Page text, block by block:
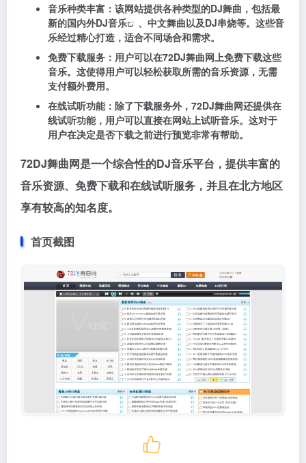
音乐种类丰富：该网站提供各种类型的DJ舞曲，包括最
新的国内外DJ音乐
、中文舞曲以及DJ串烧等。这些音
乐经过精心打造，适合不同场合和需求。
免费下载服务：用户可以在72DJ舞曲网上免费下载这些
音乐。这使得用户可以轻松获取所需的音乐资源，无需
支付额外费用。
在线试听功能：除了下载服务外，72DJ舞曲网还提供在
线试听功能，用户可以直接在网站上试听音乐。这对于
用户在决定是否下载之前进行预览非常有帮助。
72DJ舞曲网是一个综合性的DJ音乐平台，提供丰富的
音乐资源、免费下载和在线试听服务，并且在北方地区
享有较高的知名度。
首页截图